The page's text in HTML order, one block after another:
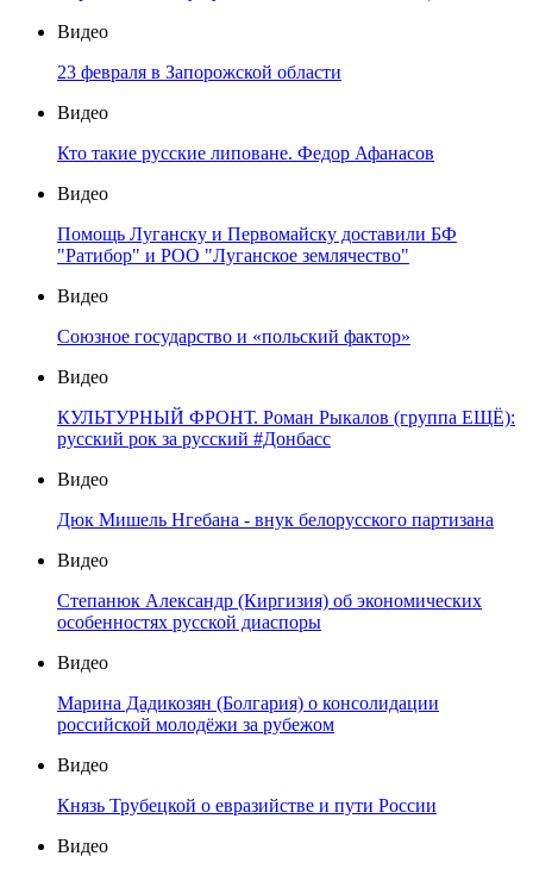
Видео
23 февраля в Запорожской области
Видео
Кто такие русские липоване. Федор Афанасов
Видео
Помощь Луганску и Первомайску доставили БФ
"Ратибор" и РОО "Луганское землячество"
Видео
Союзное государство и «польский фактор»
Видео
КУЛЬТУРНЫЙ ФРОНТ. Роман Рыкалов (группа ЕЩЁ):
русский рок за русский #Донбасс
Видео
Дюк Мишель Нгебана - внук белорусского партизана
Видео
Степанюк Александр (Киргизия) об экономических
особенностях русской диаспоры
Видео
Марина Дадикозян (Болгария) о консолидации
российской молодёжи за рубежом
Видео
Князь Трубецкой о евразийстве и пути России
Видео